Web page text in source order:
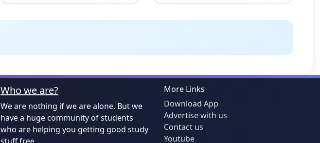
Who we are?
We are nothing if we are alone. But we
have a huge community of students
who are helping you getting good study
More Links
Download App
Advertise with us
Contact us
Youtube